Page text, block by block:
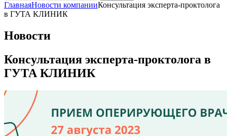
ГлавнаяНовости компанииКонсультация эксперта-проктолога
в ГУТА КЛИНИК
Новости
Консультация эксперта-проктолога в
ГУТА КЛИНИК